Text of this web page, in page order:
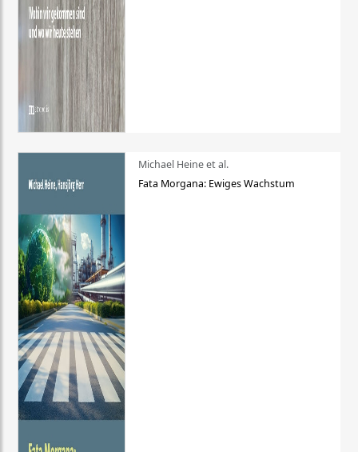
Michael Heine et al.
Fata Morgana: Ewiges Wachstum